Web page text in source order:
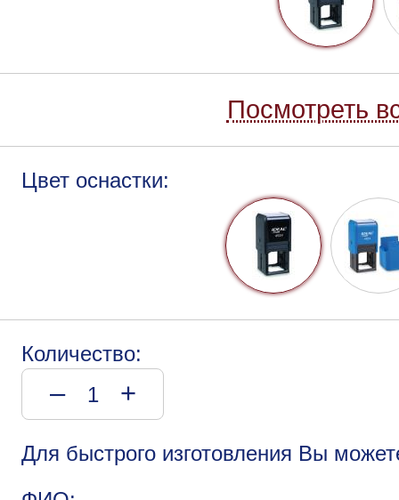
Посмотреть
Цвет оснастки:
Количество:
– +
Для быстрого изготовления Вы